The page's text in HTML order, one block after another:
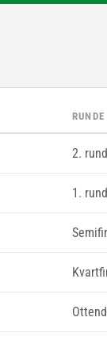
RUNDE
2.
1.